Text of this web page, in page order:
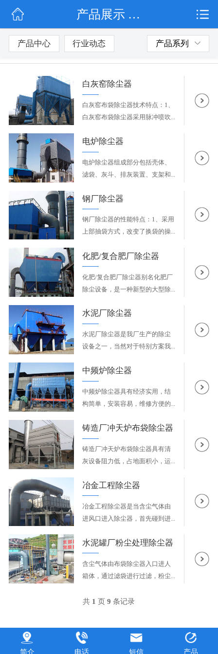
公司简介
行业动态
产品展示 / 各行业除尘器
产品中心 行业动态 产品系列
白灰窑除尘器
白灰窑布袋除尘器技术特点：1、
白灰窑布袋除尘器采用脉冲喷吹...
电炉除尘器
电炉除尘器组成部分包括壳体、
滤袋、灰斗、排灰装置、支架和...
钢厂除尘器
钢厂除尘器的性能特点：1、采用
上部抽袋方式，改变了换袋的操...
化肥/复合肥厂除尘器
化肥/复合肥厂除尘器别名化肥厂
除尘设备，是一种新型的大型除...
水泥厂除尘器
水泥厂除尘器是我厂生产的除尘
设备之一，当然对于特别方案我...
中频炉除尘器
中频炉除尘器具有经济实用，结
构简单，安装容易，维修方便的...
铸造厂冲天炉布袋除尘器
铸造厂冲天炉布袋除尘器具有清
灰设备阻力低，占地面积小，运...
冶金工程除尘器
冶金工程除尘器是当含尘气体由
进风口进入除尘器，首先碰到进...
水泥罐厂粉尘处理除尘器
含尘气体由布袋除尘器入口进人
箱体，通过滤袋进行过滤，粉尘...
共 1 页9 条记录
简介 电话 短信 产品